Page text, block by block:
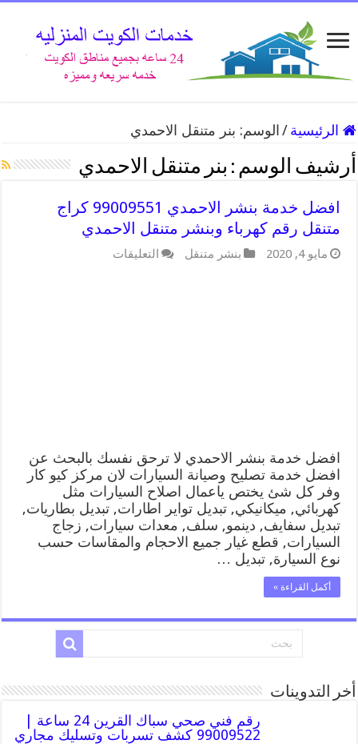
الرئيسية / الوسم: بنر متنقل الاحمدي
أرشيف الوسم : بنر متنقل الاحمدي
افضل خدمة بنشر الاحمدي 99009551 كراج
متنقل رقم كهرباء وبنشر متنقل الاحمدي
مايو 4, 2020 بنشر متنقل التعليقات
افضل خدمة بنشر الاحمدي لا ترحق نفسك بالبحث عن
افضل خدمة تصليح وصيانة السيارات لان مركز كيو كار
وفر كل شئ يختص ياعمال اصلاح السيارات مثل
كهربائي, ميكانيكي, تبديل تواير اطارات, تبديل بطاريات,
تبديل سفايف, دينمو, سلف, معدات سيارات, زجاج
السيارات, قطع غيار جميع الاحجام والمقاسات حسب
نوع السيارة, تبديل …
أكمل القراءة »
أخر التدوينات
رقم فني صحي سباك القرين 24 ساعة |
99009522 كشف تسربات وتسليك مجاري